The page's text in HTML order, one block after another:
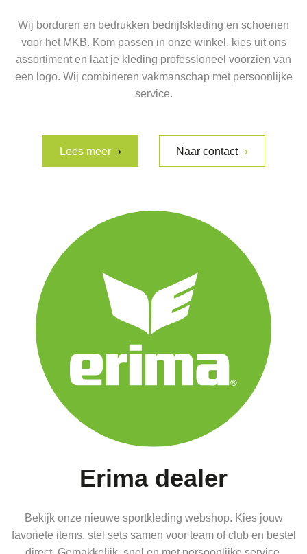
Wij borduren en bedrukken bedrijfskleding en schoenen
voor het MKB. Kom passen in onze winkel, kies uit ons
assortiment en laat je kleding professioneel voorzien van
een logo. Wij combineren vakmanschap met persoonlijke
service.
Lees meer Naar contact
Erima dealer
Bekijk onze nieuwe sportkleding webshop. Kies jouw
favoriete items, stel sets samen voor team of club en bestel